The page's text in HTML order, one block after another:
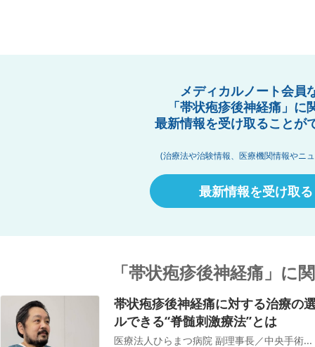
メディカルノート会員
「帯状疱疹後神経痛」に
最新情報を受け取ることが
(治療法や治験情報、医療機関情報やニ
最新情報を受け取る
「帯状疱疹後神経痛」に
帯状疱疹後神経痛に対する治療
ルできる“脊髄刺激療法”とは
医療法人ひらまつ病院 副理事長／中央手術...